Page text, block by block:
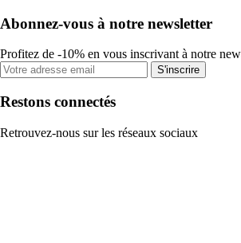
Abonnez-vous à notre newsletter
Profitez de -10% en vous inscrivant à notre
S'inscrire
Restons connectés
Retrouvez-nous sur les réseaux sociaux